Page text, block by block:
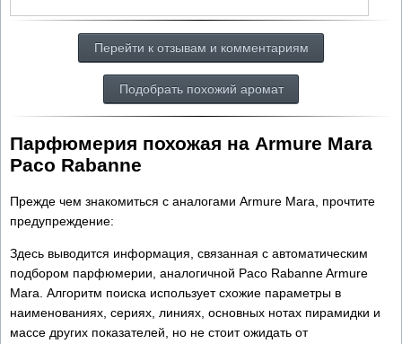
Перейти к отзывам и комментариям
Подобрать похожий аромат
Парфюмерия похожая на Armure Mara
Paco Rabanne
Прежде чем знакомиться с аналогами Armure Mara, прочтите
предупреждение:
Здесь выводится информация, связанная с автоматическим
подбором парфюмерии, аналогичной Paco Rabanne Armure
Mara. Алгоритм поиска использует схожие параметры в
наименованиях, сериях, линиях, основных нотах пирамидки и
массе других показателей, но не стоит ожидать от